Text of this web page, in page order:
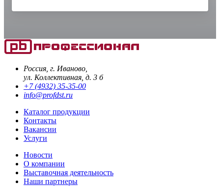
Россия, г. Иваново,
ул. Коллективная, д. 3 б
+7 (4932) 35-35-00
info@profdst.ru
Каталог продукции
Контакты
Вакансии
Услуги
Новости
О компании
Выставочная деятельность
Наши партнеры